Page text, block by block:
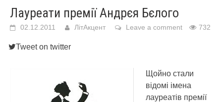
Лауреати премії Андрєя Бєлого
02.12.2011 ЛітАкцент Leave a comment 732
Tweet on twitter
Щойно стали
відомі імена
лауреатів премії